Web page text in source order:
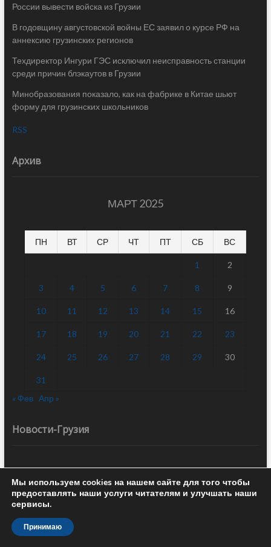
России вывести войска из Грузии
В годовщину августовской войны ЕС заявил о курсе РФ на
аннексию грузинских регионов
Техдиректор Ингури ГЭС исключил неисправность станции
среди причин блэкаутов в Грузии
Минобразования показало, как на фабрике в Китае шьют
форму для грузинских школьников
RSS
Архив
МАРТ 2025
ПН ВТ СР ЧТ ПТ СБ ВС
1 2
3 4 5 6 7 8 9
10 11 12 13 14 15 16
17 18 19 20 21 22 23
24 25 26 27 28 29 30
31
« Фев Апр »
Новости-Грузия
Новости Грузии, Кавказа. Картина дня – главные события,
конфликты и происшествия, политика, бизнес, экономика,
культура, спорт, комментарии и прогнозы. Отношения Грузии с
Украиной, Арменией, Азербайджаном, Турцией, Россией, США
и ЕС. Новости туризма и достопримечательности Грузии.
Правила цитирования
Мы используем cookies на нашем сайте для того чтобы
предоставлять наши услуги читателям и улучшать наши
сервисы.
Принимаю